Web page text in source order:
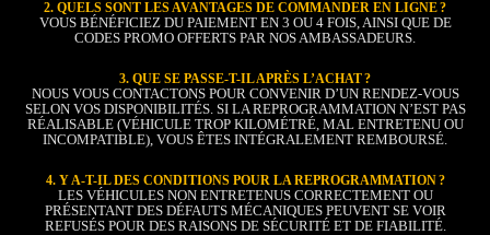
2. QUELS SONT LES AVANTAGES DE COMMANDER EN LIGNE ?
VOUS BÉNÉFICIEZ DU PAIEMENT EN 3 OU 4 FOIS, AINSI QUE DE
CODES PROMO OFFERTS PAR NOS AMBASSADEURS.
3. QUE SE PASSE-T-IL APRÈS L’ACHAT ?
NOUS VOUS CONTACTONS POUR CONVENIR D’UN RENDEZ-VOUS
SELON VOS DISPONIBILITÉS. SI LA REPROGRAMMATION N’EST PAS
RÉALISABLE (VÉHICULE TROP KILOMÉTRÉ, MAL ENTRETENU OU
INCOMPATIBLE), VOUS ÊTES INTÉGRALEMENT REMBOURSÉ.
4. Y A-T-IL DES CONDITIONS POUR LA REPROGRAMMATION ?
LES VÉHICULES NON ENTRETENUS CORRECTEMENT OU
PRÉSENTANT DES DÉFAUTS MÉCANIQUES PEUVENT SE VOIR
REFUSÉS POUR DES RAISONS DE SÉCURITÉ ET DE FIABILITÉ.